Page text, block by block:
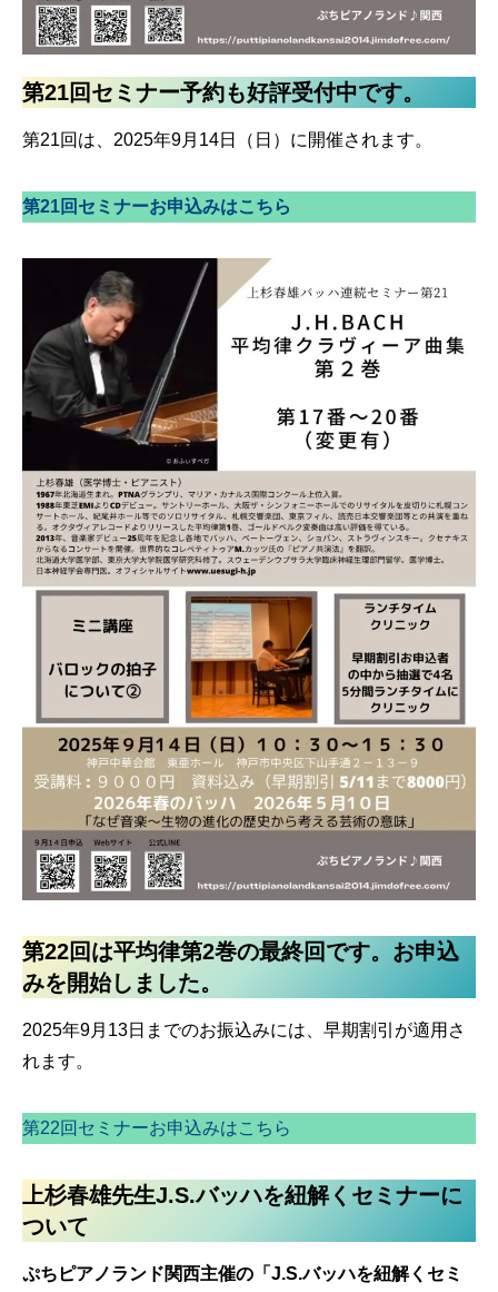
第21回セミナー予約も好評受付中です。
第21回は、2025年9月14日（日）に開催されます。
第21回セミナーお申込みはこちら
第22回は平均律第2巻の最終回です。お申込
みを開始しました。
2025年9月13日までのお振込みには、早期割引が適用さ
れます。
第22回セミナーお申込みはこちら
上杉春雄先生J.S.バッハを紐解くセミナーに
ついて
ぷちピアノランド関西主催の「J.S.バッハを紐解くセミ